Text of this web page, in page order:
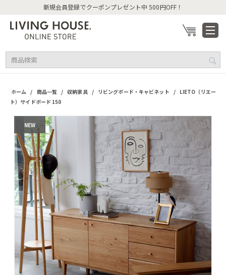
新規会員登録でクーポンプレゼント中 500円OFF！
ホーム / 商品一覧 / 収納家具 / リビングボード・キャビネット /
LIETO（リエー
ト）サイドボード 150
NEW